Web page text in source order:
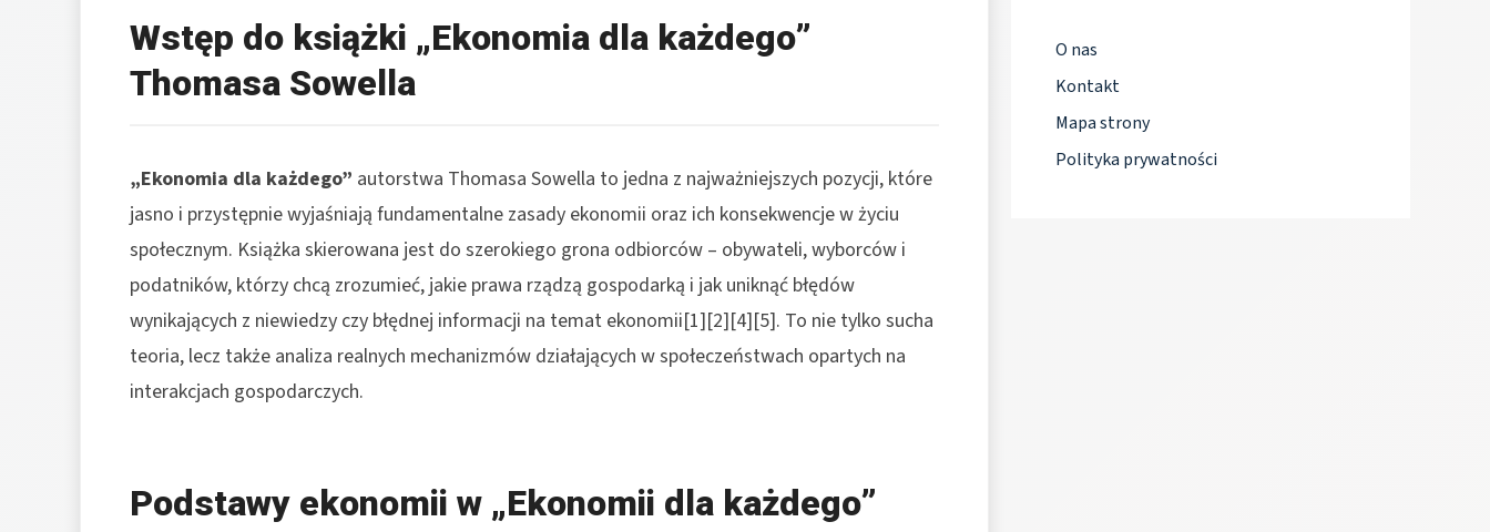
Wstęp do książki „Ekonomia dla każdego”
Thomasa Sowella
„Ekonomia dla każdego” autorstwa Thomasa Sowella to jedna z najważniejszych pozycji, które
jasno i przystępnie wyjaśniają fundamentalne zasady ekonomii oraz ich konsekwencje w życiu
społecznym. Książka skierowana jest do szerokiego grona odbiorców – obywateli, wyborców i
podatników, którzy chcą zrozumieć, jakie prawa rządzą gospodarką i jak uniknąć błędów
wynikających z niewiedzy czy błędnej informacji na temat ekonomii[1][2][4][5]. To nie tylko sucha
teoria, lecz także analiza realnych mechanizmów działających w społeczeństwach opartych na
interakcjach gospodarczych.
Podstawy ekonomii w „Ekonomii dla każdego”
O nas
Kontakt
Mapa strony
Polityka prywatności